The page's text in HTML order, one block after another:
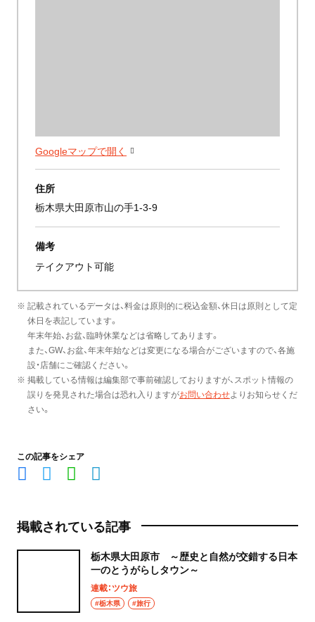
Googleマップで開く
住所
栃木県大田原市山の手1-3-9
備考
テイクアウト可能
※ 記載されているデータは、料金は原則的に税込金額、休日は原則として定
休日を表記しています。
年末年始、お盆、臨時休業などは省略してあります。
また、GW、お盆、年末年始などは変更になる場合がございますので、各施
設・店舗にご確認ください。
※ 掲載している情報は編集部で事前確認しておりますが、スポット情報の
誤りを発見された場合は恐れ入りますがお問い合わせよりお知らせくだ
さい。
この記事をシェア
掲載されている記事
栃木県大田原市 ～歴史と自然が交錯する日本
一のとうがらしタウン～
連載：ツウ旅
#栃木県 #旅行